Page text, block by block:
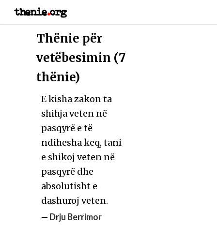
thenie.org
Thënie për
vetëbesimin (7
thënie)
E kisha zakon ta
shihja veten në
pasqyrë e të
ndihesha keq, tani
e shikoj veten në
pasqyrë dhe
absolutisht e
dashuroj veten.
— Drju Berrimor